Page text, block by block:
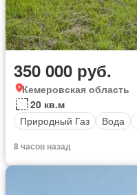
350 000 руб.
Кемеровская область
20 кв.м
Природный Газ
Вода
8 часов назад